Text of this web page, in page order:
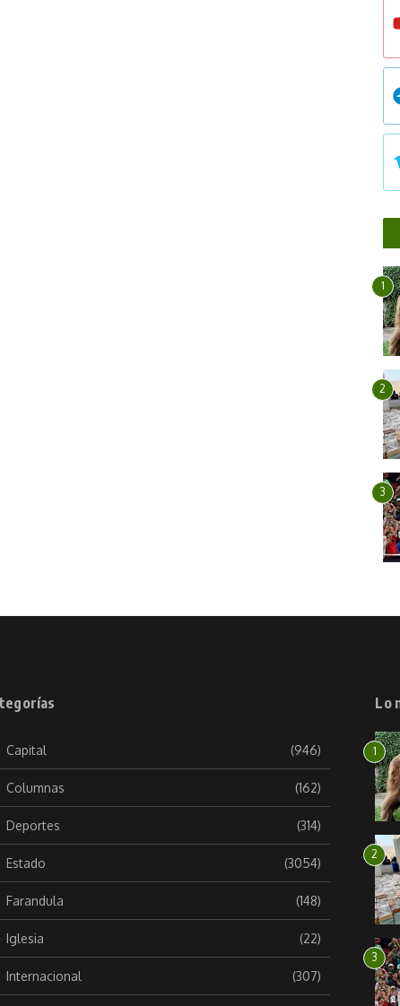
1
2
3
Capital (946)
Columnas (162)
Deportes (314)
Estado (3054)
Farandula (148)
Iglesia (22)
Internacional (307)
Lo
1
2
3